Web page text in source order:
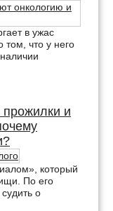
в ужас
том, что у него
и
который
По его
о